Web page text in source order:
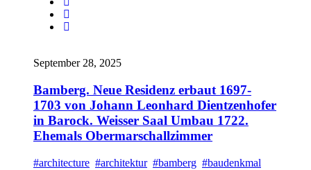
September 28, 2025
Bamberg. Neue Residenz erbaut 1697-
1703 von Johann Leonhard Dientzenhofer
in Barock. Weisser Saal Umbau 1722.
Ehemals Obermarschallzimmer
#architecture #architektur #bamberg #baudenkmal